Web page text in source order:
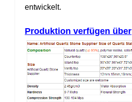
entwickelt.
Produktion verfügen über